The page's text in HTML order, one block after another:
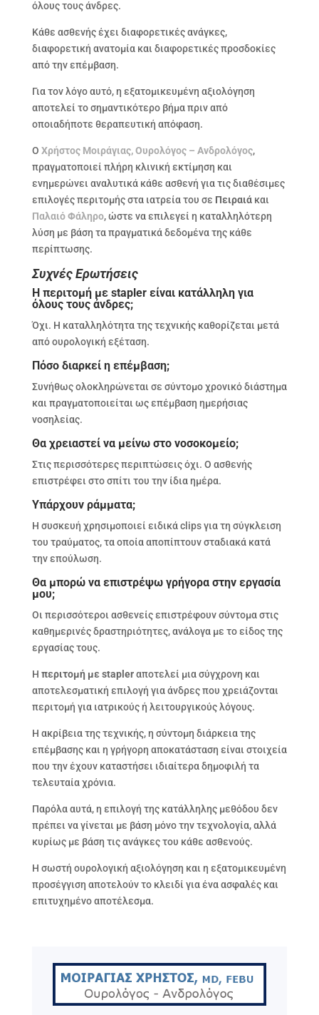
όλους τους άνδρες.
Κάθε ασθενής έχει διαφορετικές ανάγκες,
διαφορετική ανατομία και διαφορετικές προσδοκίες
από την επέμβαση.
Για τον λόγο αυτό, η εξατομικευμένη αξιολόγηση
αποτελεί το σημαντικότερο βήμα πριν από
οποιαδήποτε θεραπευτική απόφαση.
Ο Χρήστος Μοιράγιας, Ουρολόγος – Ανδρολόγος,
πραγματοποιεί πλήρη κλινική εκτίμηση και
ενημερώνει αναλυτικά κάθε ασθενή για τις διαθέσιμες
επιλογές περιτομής στα ιατρεία του σε Πειραιάκαι
Παλαιό Φάληρο, ώστε να επιλεγεί η καταλληλότερη
λύση με βάση τα πραγματικά δεδομένα της κάθε
περίπτωσης.
Συχνές Ερωτήσεις
Η περιτομή με stapler είναι κατάλληλη για
όλους τους άνδρες;
Όχι. Η καταλληλότητα της τεχνικής καθορίζεται μετά
από ουρολογική εξέταση.
Πόσο διαρκεί η επέμβαση;
Συνήθως ολοκληρώνεται σε σύντομο χρονικό διάστημα
και πραγματοποιείται ως επέμβαση ημερήσιας
νοσηλείας.
Θα χρειαστεί να μείνω στο νοσοκομείο;
Στις περισσότερες περιπτώσεις όχι. Ο ασθενής
επιστρέφει στο σπίτι του την ίδια ημέρα.
Υπάρχουν ράμματα;
Η συσκευή χρησιμοποιεί ειδικά clips για τη σύγκλειση
του τραύματος, τα οποία αποπίπτουν σταδιακά κατά
την επούλωση.
Θα μπορώ να επιστρέψω γρήγορα στην εργασία
μου;
Οι περισσότεροι ασθενείς επιστρέφουν σύντομα στις
καθημερινές δραστηριότητες, ανάλογα με το είδος της
εργασίας τους.
Η περιτομή με staplerαποτελεί μια σύγχρονη και
αποτελεσματική επιλογή για άνδρες που χρειάζονται
περιτομή για ιατρικούς ή λειτουργικούς λόγους.
Η ακρίβεια της τεχνικής, η σύντομη διάρκεια της
επέμβασης και η γρήγορη αποκατάσταση είναι στοιχεία
που την έχουν καταστήσει ιδιαίτερα δημοφιλή τα
τελευταία χρόνια.
Παρόλα αυτά, η επιλογή της κατάλληλης μεθόδου δεν
πρέπει να γίνεται με βάση μόνο την τεχνολογία, αλλά
κυρίως με βάση τις ανάγκες του κάθε ασθενούς.
Η σωστή ουρολογική αξιολόγηση και η εξατομικευμένη
προσέγγιση αποτελούν το κλειδί για ένα ασφαλές και
επιτυχημένο αποτέλεσμα.